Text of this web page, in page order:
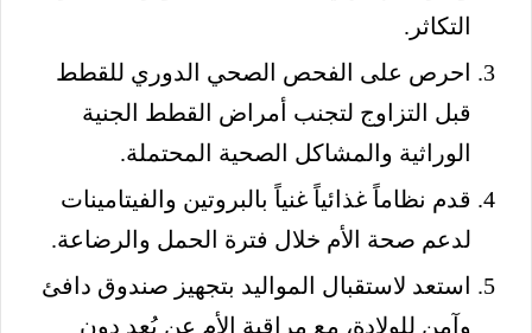
التكاثر.
احرص على الفحص الصحي الدوري للقطط
قبل التزاوج لتجنب أمراض القطط الجنية
الوراثية والمشاكل الصحية المحتملة.
قدم نظاماً غذائياً غنياً بالبروتين والفيتامينات
لدعم صحة الأم خلال فترة الحمل والرضاعة.
استعد لاستقبال المواليد بتجهيز صندوق دافئ
وآمن للولادة، مع مراقبة الأم عن بُعد دون